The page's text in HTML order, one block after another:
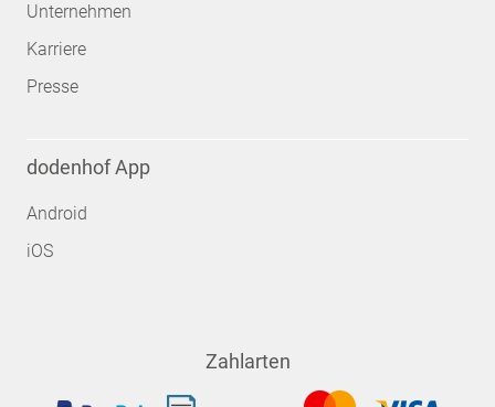
Unternehmen
Karriere
Presse
dodenhof App
Android
iOS
Zahlarten